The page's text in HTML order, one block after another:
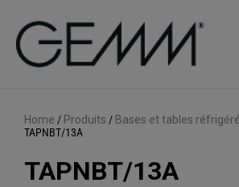
Home / Produits / Bases et tables
TAPNBT/13A
TAPNBT/13A